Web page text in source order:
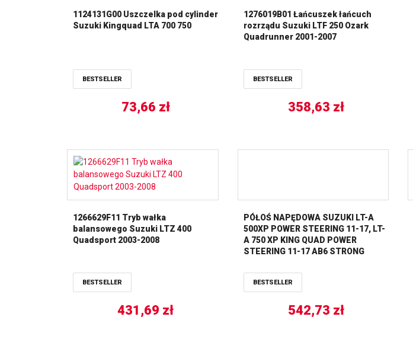
1124131G00 Uszczelka pod cylinder
Suzuki Kingquad LTA 700 750
BESTSELLER
73,66 zł
1276019B01 Łańcuszek łańcuch
rozrządu Suzuki LTF 250 Ozark
Quadrunner 2001-2007
BESTSELLER
358,63 zł
1266629F11 Tryb wałka
balansowego Suzuki LTZ 400
Quadsport 2003-2008
BESTSELLER
431,69 zł
PÓŁOŚ NAPĘDOWA SUZUKI LT-A
500XP POWER STEERING 11-17, LT-
A 750 XP KING QUAD POWER
STEERING 11-17 AB6 STRONG
BALLS
BESTSELLER
542,73 zł